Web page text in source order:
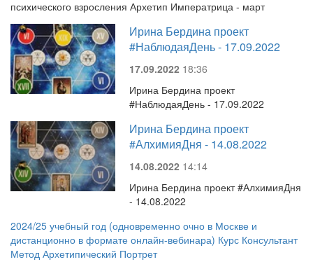
психического взросления Архетип Императрица - март
Ирина Бердина проект
#НаблюдаяДень - 17.09.2022
17.09.2022 18:36
Ирина Бердина проект
#НаблюдаяДень - 17.09.2022
Ирина Бердина проект
#АлхимияДня - 14.08.2022
14.08.2022 14:14
Ирина Бердина проект #АлхимияДня
- 14.08.2022
2024/25 учебный год (одновременно очно в Москве и
дистанционно в формате онлайн-вебинара) Курс Консультант
Метод Архетипический Портрет